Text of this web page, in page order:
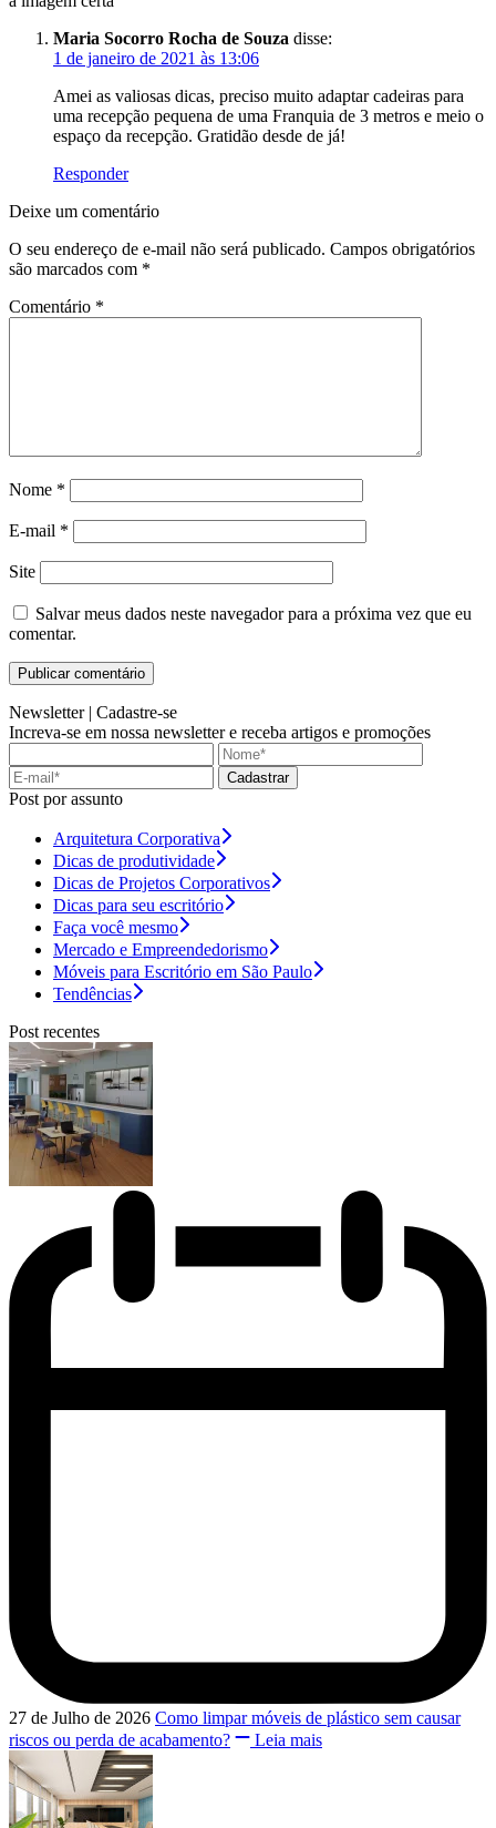
Maria Socorro Rocha de Souza disse:
1 de janeiro de 2021 às 13:06
Amei as valiosas dicas, preciso muito adaptar cadeiras para
uma recepção pequena de uma Franquia de 3 metros e meio o
espaço da recepção. Gratidão desde de já!
Responder
Deixe um comentário
O seu endereço de e-mail não será publicado. Campos obrigatórios
são marcados com *
Comentário *
Nome *
E-mail *
Site
Salvar meus dados neste navegador para a próxima vez que eu
comentar.
Newsletter | Cadastre-se
Increva-se em nossa newsletter e receba artigos e promoções
Cadastrar
Post por assunto
Arquitetura Corporativa
Dicas de produtividade
Dicas de Projetos Corporativos
Dicas para seu escritório
Faça você mesmo
Mercado e Empreendedorismo
Móveis para Escritório em São Paulo
Tendências
Post recentes
27 de Julho de 2026 Como limpar móveis de plástico sem causar
riscos ou perda de acabamento?
Leia mais